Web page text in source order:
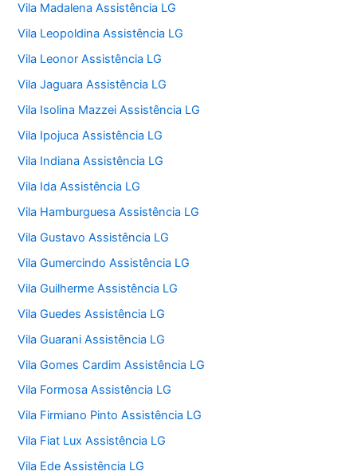
Vila Madalena Assistência LG
Vila Leopoldina Assistência LG
Vila Leonor Assistência LG
Vila Jaguara Assistência LG
Vila Isolina Mazzei Assistência LG
Vila Ipojuca Assistência LG
Vila Indiana Assistência LG
Vila Ida Assistência LG
Vila Hamburguesa Assistência LG
Vila Gustavo Assistência LG
Vila Gumercindo Assistência LG
Vila Guilherme Assistência LG
Vila Guedes Assistência LG
Vila Guarani Assistência LG
Vila Gomes Cardim Assistência LG
Vila Formosa Assistência LG
Vila Firmiano Pinto Assistência LG
Vila Fiat Lux Assistência LG
Vila Ede Assistência LG